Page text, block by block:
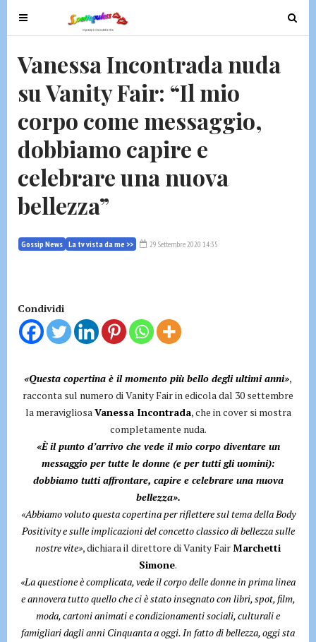
T
o
g
e
n
v
g
a
i
o
T
o
Vanessa Incontrada nuda
su Vanity Fair: “Il mio
corpo come messaggio,
dobbiamo capire e
celebrare una nuova
bellezza”
Gossip News La tv vista da me >> 29 Settembre 2020 14:35
Condividi
«Questa copertina è il momento più bello degli ultimi anni»,
racconta sul numero di Vanity Fair in edicola dal 30 settembre
la meravigliosaVanessa Incontrada, che in cover si mostra
completamente nuda.
«È il punto d’arrivo che vede il mio corpo diventare un
messaggio per tutte le donne (e per tutti gli uomini):
dobbiamo tutti affrontare, capire e celebrare una nuova
bellezza».
«Abbiamo voluto questa copertina per riflettere sul tema della Body
Positivity e sulle implicazioni del concetto classico di bellezza sulle
nostre vite», dichiara il direttore di Vanity FairMarchetti
Simone.
«La questione è complicata, vede il corpo delle donne in prima linea
e annovera tutto quello che ci è stato insegnato con libri, spot, film,
moda, cartoni animati e condizionamenti sociali, culturali e
famigliari dagli anni Cinquanta a oggi. In fatto di bellezza, oggi sta